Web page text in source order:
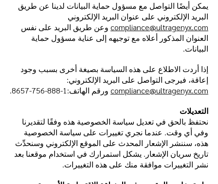
يمكن أيضًا التواصل مع مسؤول حماية البيانات لدينا عن طريق
البريد الإلكتروني على عنوان البريد الإلكتروني
compliance@ultragenyx.com وعن طريق البريد على نفس
العنوان المذكور أعلاه مع توجيهه إلى عناية مسؤول حماية
البيانات.
إذا أردت الاطلاع على هذه السياسة بصيغة أخرى بسبب وجود
إعاقة، فيرجى التواصل على البريد الإلكتروني:
compliance@ultragenyx.com ورقم الهاتف:1-888-756-8657.
التعديلات
نحتفظ بالحق في تعديل سياسة الخصوصية هذه وفقًا لتقديرنا
وفي أي وقت. عندما نجري تغييرات على سياسة الخصوصية
هذه، سننشر الإشعار المحدث على الموقع الإلكتروني وسنحدِّث
تاريخ سريان الإشعار. يشكل استمرارك في استخدام موقعنا بعد
نشر التغييرات موافقة منك على هذه التغييرات.